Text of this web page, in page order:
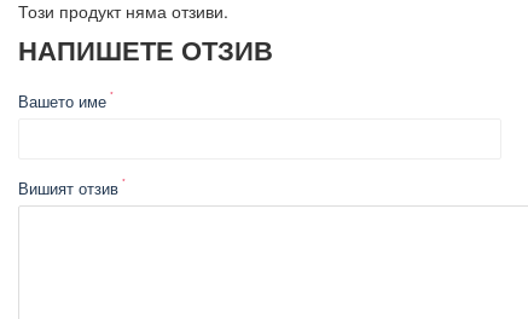
Този продукт няма отзиви.
НАПИШЕТЕ ОТЗИВ
Вашето име
Вишият отзив